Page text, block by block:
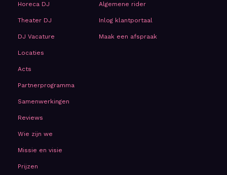
Horeca DJ
Theater DJ
DJ Vacature
Locaties
Acts
Partnerprogramma
Samenwerkingen
Reviews
Wie zijn we
Missie en visie
Prijzen
Algemene rider
Inlog klantportaal
Maak een afspraak